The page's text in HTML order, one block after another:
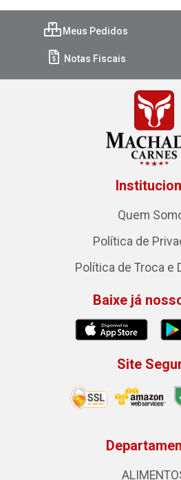
Meus Pedidos
Notas Fiscais
Quem
Política de
Política de Troca e
Baixe já
Site